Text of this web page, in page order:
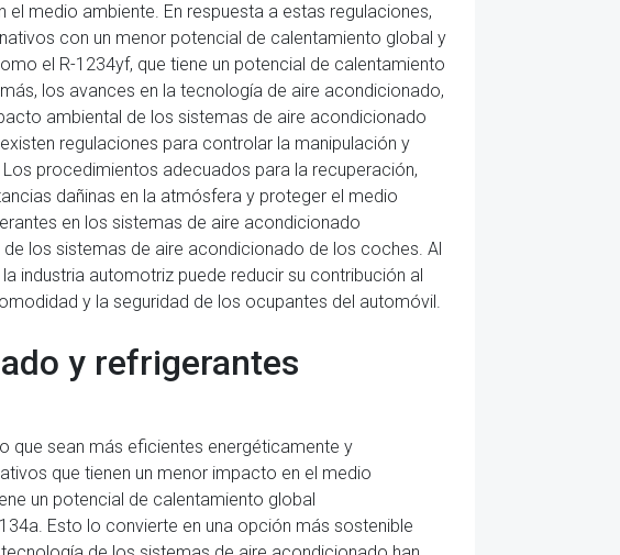
medio ambiente. En respuesta a estas regulaciones,
con un menor potencial de calentamiento global y
el R-1234yf, que tiene un potencial de calentamiento
los avances en la tecnología de aire acondicionado,
ambiental de los sistemas de aire acondicionado
regulaciones para controlar la manipulación y
procedimientos adecuados para la recuperación,
dañinas en la atmósfera y proteger el medio
en los sistemas de aire acondicionado
los sistemas de aire acondicionado de los coches. Al
industria automotriz puede reducir su contribución al
y la seguridad de los ocupantes del automóvil.
y refrigerantes
que sean más eficientes energéticamente y
que tienen un menor impacto en el medio
un potencial de calentamiento global
Esto lo convierte en una opción más sostenible